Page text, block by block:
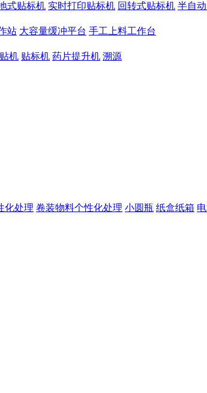
式贴标机 实时打印贴标机 回转式贴标机 半自
站 大容量缓冲平台 手工上料工作台
机 贴标机 药片提升机 溯源
化处理 卷装物料个性化处理 小圆瓶 纸盒纸箱